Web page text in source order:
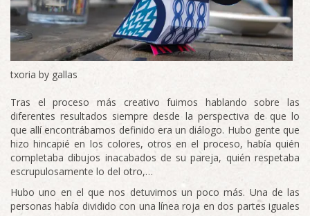
txoria by gallas
Tras el proceso más creativo fuimos hablando sobre las
diferentes resultados siempre desde la perspectiva de que lo
que allí encontrábamos definido era un diálogo. Hubo gente que
hizo hincapié en los colores, otros en el proceso, había quién
completaba dibujos inacabados de su pareja, quién respetaba
escrupulosamente lo del otro,…
Hubo uno en el que nos detuvimos un poco más. Una de las
personas había dividido con una línea roja en dos partes iguales